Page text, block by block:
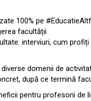
100% pe
facultății
interviuri, cum
domenii de
după ce termină
pentru profesorii de